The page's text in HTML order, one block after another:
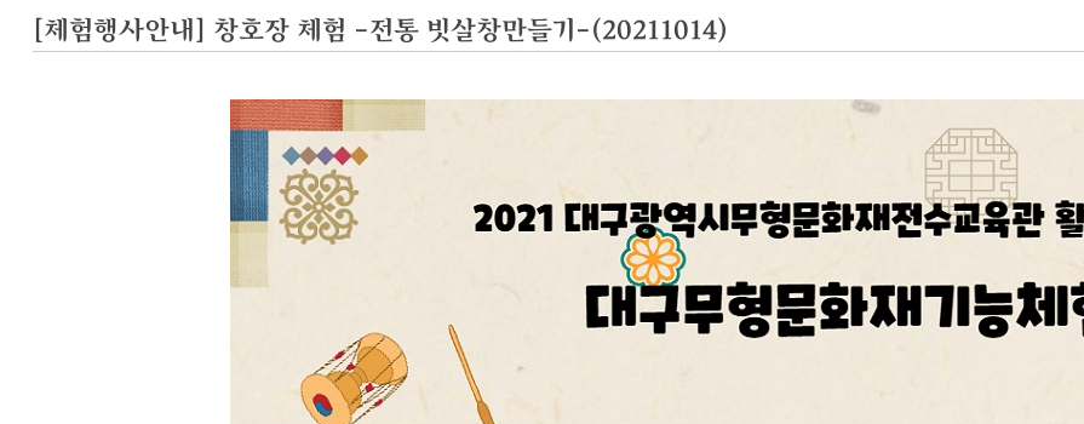
[체험행사안내] 창호장 체험 -전통 빗살창만들기-(20211014)